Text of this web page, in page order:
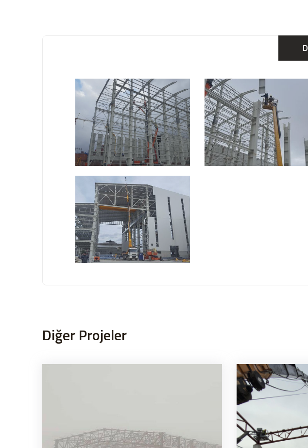
Diğer Projeler